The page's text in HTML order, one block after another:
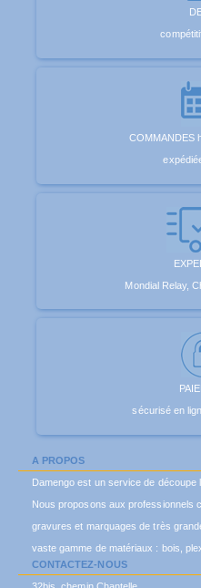
COMMANDES
Mondial Relay,
sécurisé en
A PROPOS
Damengo est un service de
Nous proposons aux professionnels
gravures et marquages de très
vaste gamme de matériaux : bois,
CONTACTEZ-NOUS